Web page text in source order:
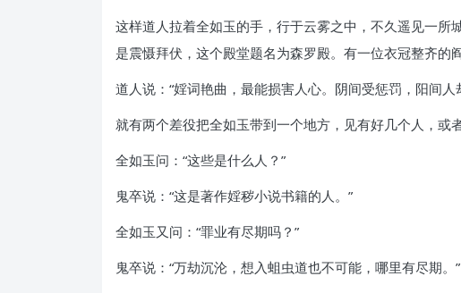
这样道人拉着全如玉的手，行于云雾之中，不久遥见一
是震慑拜伏，这个殿堂题名为森罗殿。有一位衣冠整齐的
道人说：“婬词艳曲，最能损害人心。阴间受惩罚，阳间
就有两个差役把全如玉带到一个地方，见有好几个人，或
全如玉问：“这些是什么人？”
鬼卒说：“这是著作婬秽小说书籍的人。”
全如玉又问：“罪业有尽期吗？”
鬼卒说：“万劫沉沦，想入蛆虫道也不可能，哪里有尽期。”